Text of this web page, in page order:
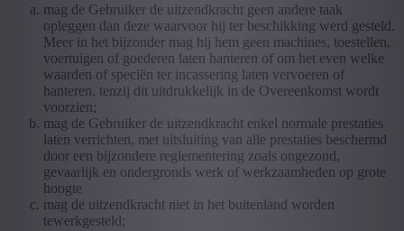
mag de Gebruiker de uitzendkracht geen andere taak
opleggen dan deze waarvoor hij ter beschikking werd gesteld.
Meer in het bijzonder mag hij hem geen machines, toestellen,
voertuigen of goederen laten hanteren of om het even welke
waarden of speciën ter incassering laten vervoeren of
hanteren, tenzij dit uitdrukkelijk in de Overeenkomst wordt
voorzien;
mag de Gebruiker de uitzendkracht enkel normale prestaties
laten verrichten, met uitsluiting van alle prestaties beschermd
door een bijzondere reglementering zoals ongezond,
gevaarlijk en ondergronds werk of werkzaamheden op grote
hoogte
mag de uitzendkracht niet in het buitenland worden
tewerkgesteld;